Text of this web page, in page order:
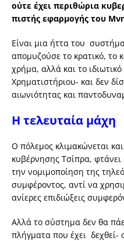
ούτε έχει περιθώρια
πιστής εφαρμογής του
Είναι μια ήττα του
απομυζούσε το κρατικό, το
χρήμα, αλλά και το
Χρηματιστήριου- και δεν
αιωνιότητας και
Η τελευταία μάχη
Ο πόλεμος κλιμακώνεται
κυβέρνησης Τσίπρα,
την νομιμοποίηση της
συμφέροντος, αντί να
ανίερες επιδιώξεις
Αλλά το σύστημα δεν θα
πλήγματα που έχει δεχθεί-